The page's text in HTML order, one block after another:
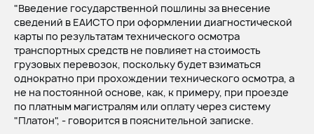
"Введение государственной пошлины за внесение
сведений в ЕАИСТО при оформлении диагностической
карты по результатам технического осмотра
транспортных средств не повлияет на стоимость
грузовых перевозок, поскольку будет взиматься
однократно при прохождении технического осмотра, а
не на постоянной основе, как, к примеру, при проезде
по платным магистралям или оплату через систему
"Платон", - говорится в пояснительной записке.